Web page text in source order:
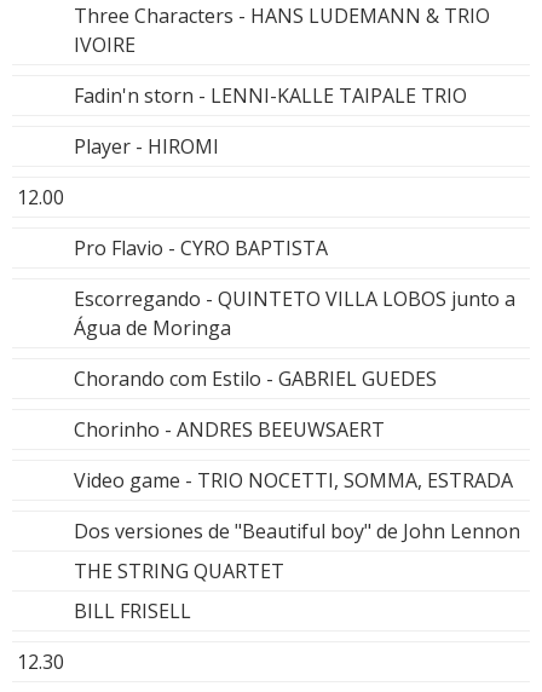
Three Characters - HANS LUDEMANN & TRIO
IVOIRE
Fadin'n storn - LENNI-KALLE TAIPALE TRIO
Player - HIROMI
12.00
Pro Flavio - CYRO BAPTISTA
Escorregando - QUINTETO VILLA LOBOS junto a
Água de Moringa
Chorando com Estilo - GABRIEL GUEDES
Chorinho - ANDRES BEEUWSAERT
Video game - TRIO NOCETTI, SOMMA, ESTRADA
Dos versiones de "Beautiful boy" de John Lennon
THE STRING QUARTET
BILL FRISELL
12.30